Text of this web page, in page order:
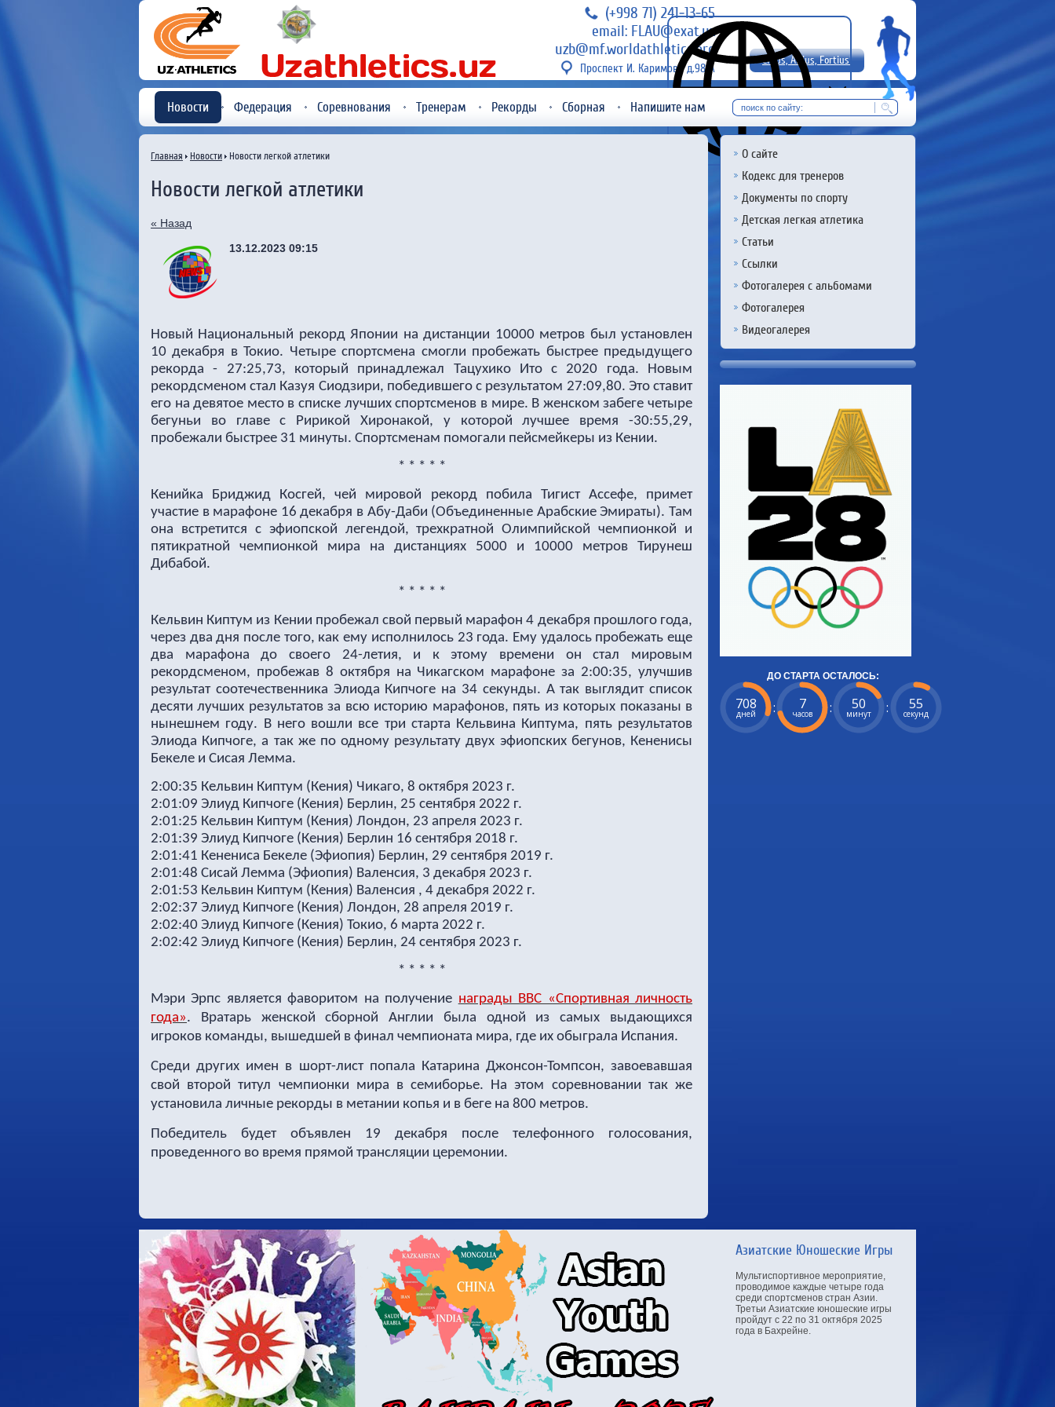
(+998 71) 241-13-65
email: FLAU@exat.uz
uzb@mf.worldathletics.org
Проспект И. Каримова д.98 А
Citius, Altius, Fortius!
RU
Новости Федерация Соревнования Тренерам Рекорды Сборная Напишите нам
О сайте
Кодекс для тренеров
Документы по спорту
Детская легкая атлетика
Статьи
Ссылки
Фотогалерея с альбомами
Фотогалерея
Видеогалерея
ДО СТАРТА ОСТАЛОСЬ:
708
дней : 7
часов : 50
минут : 54
секунд
Главная Новости Новости легкой атлетики
Новости легкой атлетики
« Назад
13.12.2023 09:15
Новый Национальный рекорд Японии на дистанции 10000 метров был установлен
10 декабря в Токио. Четыре спортсмена смогли пробежать быстрее предыдущего
рекорда - 27:25,73, который принадлежал Тацухико Ито с 2020 года. Новым
рекордсменом стал Казуя Сиодзири, победившего с результатом 27:09,80. Это ставит
его на девятое место в списке лучших спортсменов в мире. В женском забеге четыре
бегуньи во главе с Ририкой Хиронакой, у которой лучшее время -30:55,29,
пробежали быстрее 31 минуты. Спортсменам помогали пейсмейкеры из Кении.
* * * * *
Кенийка Бриджид Косгей, чей мировой рекорд побила Тигист Ассефе, примет
участие в марафоне 16 декабря в Абу-Даби (Объединенные Арабские Эмираты). Там
она встретится с эфиопской легендой, трехкратной Олимпийской чемпионкой и
пятикратной чемпионкой мира на дистанциях 5000 и 10000 метров Тирунеш
Дибабой.
* * * * *
Кельвин Киптум из Кении пробежал свой первый марафон 4 декабря прошлого года,
через два дня после того, как ему исполнилось 23 года. Ему удалось пробежать еще
два марафона до своего 24-летия, и к этому времени он стал мировым
рекордсменом, пробежав 8 октября на Чикагском марафоне за 2:00:35, улучшив
результат соотечественника Элиода Кипчоге на 34 секунды. А так выглядит список
десяти лучших результатов за всю историю марафонов, пять из которых показаны в
нынешнем году. В него вошли все три старта Кельвина Киптума, пять результатов
Элиода Кипчоге, а так же по одному результату двух эфиопских бегунов, Кененисы
Бекеле и Сисая Лемма.
2:00:35 Кельвин Киптум (Кения) Чикаго, 8 октября 2023 г.
2:01:09 Элиуд Кипчоге (Кения) Берлин, 25 сентября 2022 г.
2:01:25 Кельвин Киптум (Кения) Лондон, 23 апреля 2023 г.
2:01:39 Элиуд Кипчоге (Кения) Берлин 16 сентября 2018 г.
2:01:41 Кенениса Бекеле (Эфиопия) Берлин, 29 сентября 2019 г.
2:01:48 Сисай Лемма (Эфиопия) Валенсия, 3 декабря 2023 г.
2:01:53 Кельвин Киптум (Кения) Валенсия , 4 декабря 2022 г.
2:02:37 Элиуд Кипчоге (Кения) Лондон, 28 апреля 2019 г.
2:02:40 Элиуд Кипчоге (Кения) Токио, 6 марта 2022 г.
2:02:42 Элиуд Кипчоге (Кения) Берлин, 24 сентября 2023 г.
* * * * *
Мэри Эрпс является фаворитом на получение награды BBC «Спортивная личность
года». Вратарь женской сборной Англии была одной из самых выдающихся
игроков команды, вышедшей в финал чемпионата мира, где их обыграла Испания.
Среди других имен в шорт-лист попала Катарина Джонсон-Томпсон, завоевавшая
свой второй титул чемпионки мира в семиборье. На этом соревновании так же
установила личные рекорды в метании копья и в беге на 800 метров.
Победитель будет объявлен 19 декабря после телефонного голосования,
проведенного во время прямой трансляции церемонии.
Азиатские Юношеские Игры
Мультиспортивное мероприятие,
проводимое каждые четыре года
среди спортсменов стран Азии.
Третьи Азиатские юношеские игры
пройдут с 22 по 31 октября 2025
года в Бахрейне.